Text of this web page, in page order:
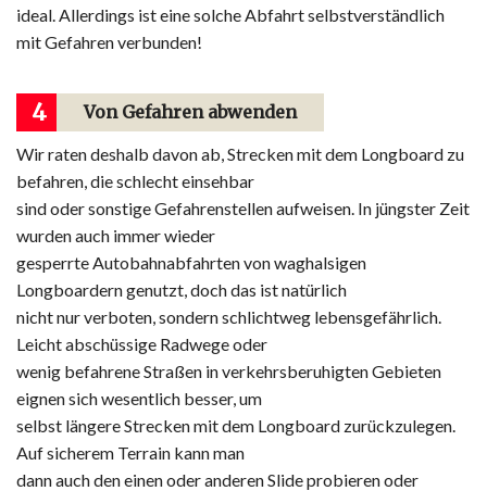
ideal. Allerdings ist eine solche Abfahrt selbstverständlich
mit Gefahren verbunden!
4 Von Gefahren abwenden
Wir raten deshalb davon ab, Strecken mit dem Longboard zu
befahren, die schlecht einsehbar
sind oder sonstige Gefahrenstellen aufweisen. In jüngster Zeit
wurden auch immer wieder
gesperrte Autobahnabfahrten von waghalsigen
Longboardern genutzt, doch das ist natürlich
nicht nur verboten, sondern schlichtweg lebensgefährlich.
Leicht abschüssige Radwege oder
wenig befahrene Straßen in verkehrsberuhigten Gebieten
eignen sich wesentlich besser, um
selbst längere Strecken mit dem Longboard zurückzulegen.
Auf sicherem Terrain kann man
dann auch den einen oder anderen Slide probieren oder